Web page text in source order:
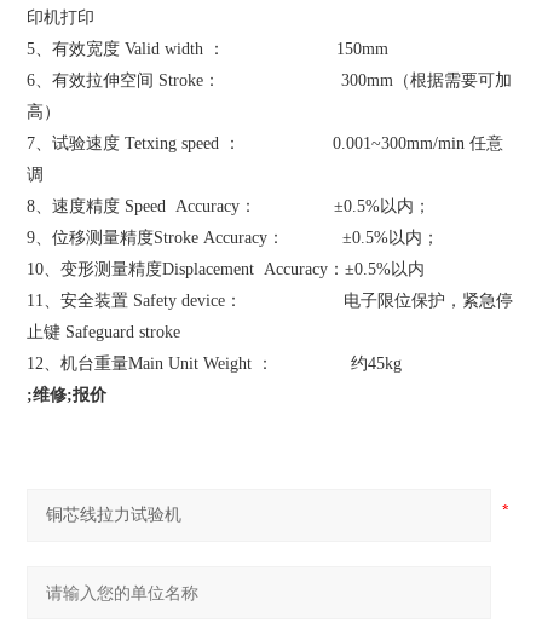
印机打印
5、有效宽度 Valid width ： 150mm
6、有效拉伸空间 Stroke： 300mm（根据需要可加
高）
7、试验速度 Tetxing speed ： 0.001~300mm/min 任意
调
8、速度精度 Speed Accuracy： ±0.5%以内；
9、位移测量精度Stroke Accuracy： ±0.5%以内；
10、变形测量精度Displacement Accuracy：±0.5%以内
11、安全装置 Safety device： 电子限位保护，紧急停
止键 Safeguard stroke
12、机台重量Main Unit Weight ： 约45kg
;维修;报价